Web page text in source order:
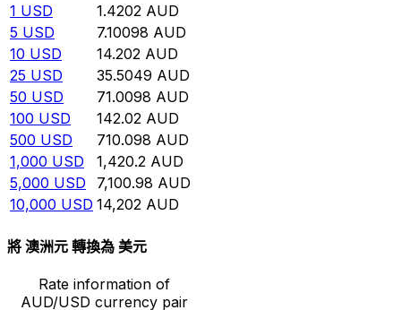
1 USD 1.4202 AUD
5 USD 7.10098 AUD
10 USD 14.202 AUD
25 USD 35.5049 AUD
50 USD 71.0098 AUD
100 USD 142.02 AUD
500 USD 710.098 AUD
1,000 USD 1,420.2 AUD
5,000 USD 7,100.98 AUD
10,000 USD 14,202 AUD
將 澳洲元 轉換為 美元
Rate information of
AUD/USD currency pair